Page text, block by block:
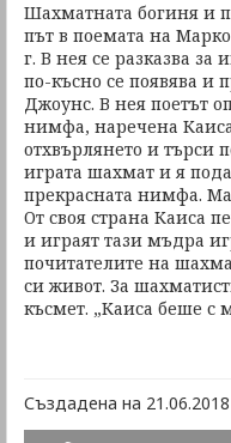
Шахматната богиня и
път в поемата на
г. В нея се разказва
по-късно се появява и
Джоунс. В нея поетът
нимфа, наречена
отхвърлянето и търси
играта шахмат и я
прекрасната нимфа.
От своя страна Каиса
и играят тази мъдра
почитателите на
си живот. За
късмет. „Каиса беше с
Създадена на 21.06.2018